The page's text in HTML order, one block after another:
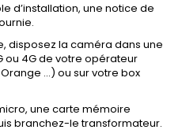
d’installation, une notice de
disposez la caméra dans une
ou 4G de votre opérateur
...) ou sur votre box
une carte mémoire
branchez-le transformateur.